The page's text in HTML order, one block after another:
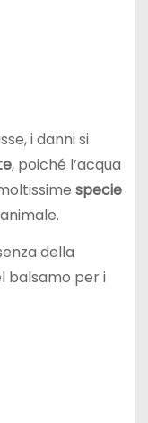
i danni si
, poiché l’acqua
specie
della
balsamo per i